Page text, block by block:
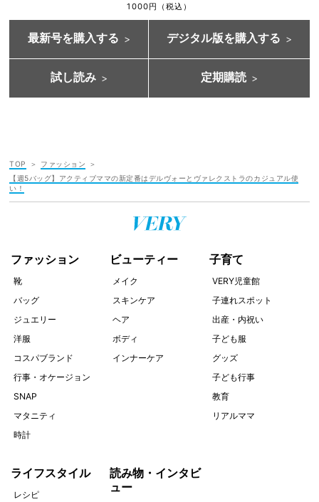
1000円（税込）
最新号を購入する デジタル版を購入する
試し読み 定期購読
TOP
ファッション
【週5バッグ】アクティブママの新定番はデルヴォーとヴァレクストラのカジュアル使
い！
ファッション
靴
バッグ
ジュエリー
洋服
コスパブランド
行事・オケージョン
SNAP
マタニティ
時計
ビューティー
メイク
スキンケア
ヘア
ボディ
インナーケア
子育て
VERY児童館
子連れスポット
出産・内祝い
子ども服
グッズ
子ども行事
教育
リアルママ
ライフスタイル
レシピ
読み物・インタビ
ュー